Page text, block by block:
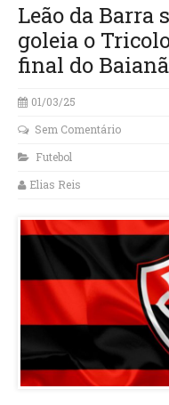
Leão da Barra
goleia o
final do
01/03/25
Sem Comentário
Futebol
Elias Reis